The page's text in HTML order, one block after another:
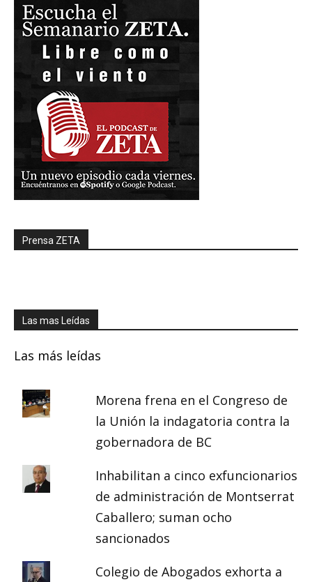
Prensa ZETA
Las mas Leídas
Las más leídas
Morena frena en el Congreso de
la Unión la indagatoria contra la
gobernadora de BC
Inhabilitan a cinco exfuncionarios
de administración de Montserrat
Caballero; suman ocho
sancionados
Colegio de Abogados exhorta a